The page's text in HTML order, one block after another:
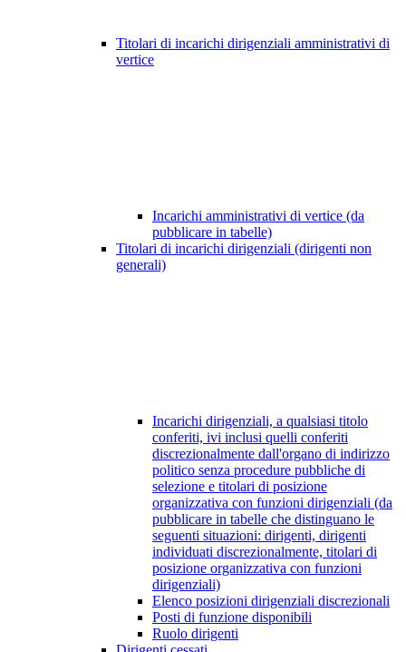
Titolari di incarichi dirigenziali amministrativi di
vertice
Incarichi amministrativi di vertice (da
pubblicare in tabelle)
Titolari di incarichi dirigenziali (dirigenti non
generali)
Incarichi dirigenziali, a qualsiasi titolo
conferiti, ivi inclusi quelli conferiti
discrezionalmente dall'organo di indirizzo
politico senza procedure pubbliche di
selezione e titolari di posizione
organizzativa con funzioni dirigenziali (da
pubblicare in tabelle che distinguano le
seguenti situazioni: dirigenti, dirigenti
individuati discrezionalmente, titolari di
posizione organizzativa con funzioni
dirigenziali)
Elenco posizioni dirigenziali discrezionali
Posti di funzione disponibili
Ruolo dirigenti